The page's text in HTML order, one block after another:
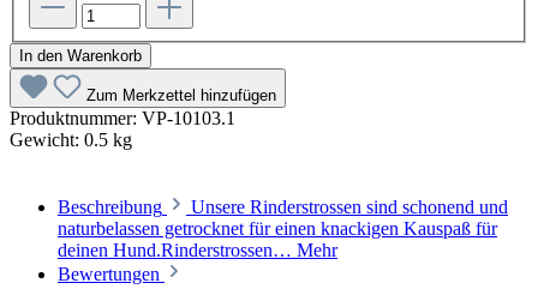
In den Warenkorb
Zum Merkzettel hinzufügen
Produktnummer: VP-10103.1
Gewicht: 0.5 kg
Beschreibung
Unsere Rinderstrossen sind schonend und
naturbelassen getrocknet für einen knackigen Kauspaß für
deinen Hund.Rinderstrossen… Mehr
Bewertungen